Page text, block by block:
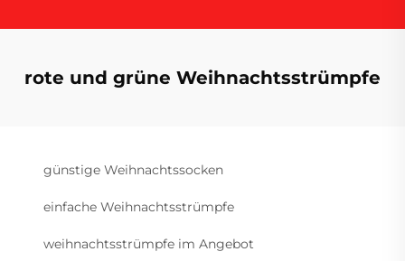
rote und grüne Weihnachtsstrümpfe
günstige Weihnachtssocken
einfache Weihnachtsstrümpfe
weihnachtsstrümpfe im Angebot